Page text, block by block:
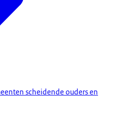
scheidende ouders en